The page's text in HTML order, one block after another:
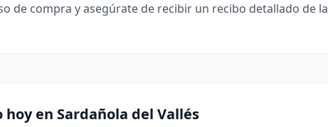
de compra y asegúrate de recibir un recibo detallado de la
hoy en Sardañola del Vallés